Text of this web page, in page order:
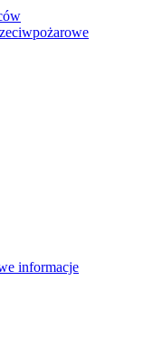
informacje